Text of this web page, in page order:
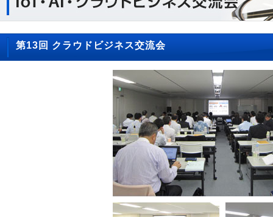
第13回 クラウドビジネス交流会